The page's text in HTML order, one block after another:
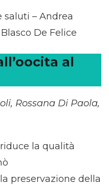
saluti – Andrea
De Felice
al
Rossana Di Paola,
la qualità
preservazione della